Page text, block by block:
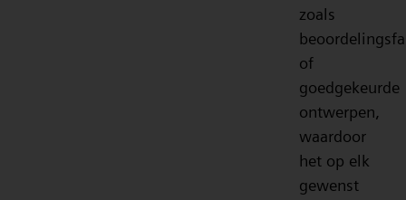
zoals
of
goedgekeurde
ontwerpen,
waardoor
het op elk
gewenst